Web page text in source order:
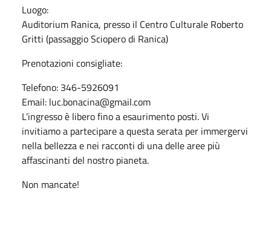
Luogo:
Auditorium Ranica, presso il Centro Culturale Roberto
Gritti (passaggio Sciopero di Ranica)
Prenotazioni consigliate:
Telefono: 346-5926091
Email: luc.bonacina@gmail.com
L’ingresso è libero fino a esaurimento posti. Vi
invitiamo a partecipare a questa serata per immergervi
nella bellezza e nei racconti di una delle aree più
affascinanti del nostro pianeta.
Non mancate!